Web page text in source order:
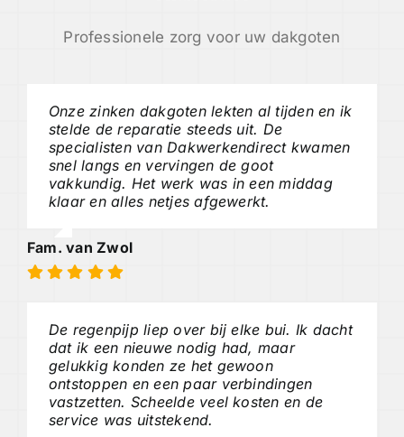
Professionele zorg voor uw dakgoten
Onze zinken dakgoten lekten al tijden en ik
stelde de reparatie steeds uit. De
specialisten van Dakwerkendirect kwamen
snel langs en vervingen de goot
vakkundig. Het werk was in een middag
klaar en alles netjes afgewerkt.
Fam. van Zwol
De regenpijp liep over bij elke bui. Ik dacht
dat ik een nieuwe nodig had, maar
gelukkig konden ze het gewoon
ontstoppen en een paar verbindingen
vastzetten. Scheelde veel kosten en de
service was uitstekend.